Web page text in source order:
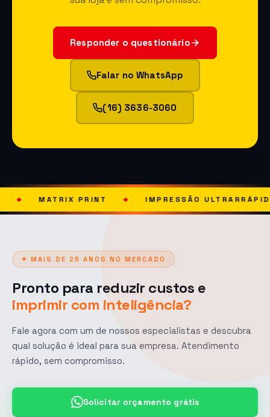
Responder o questionário
Falar no WhatsApp
(16) 3636-3060
PRINT ◆ IMPRESSÃO ULTRARRÁPIDA ◆
✦ MAIS DE 25 ANOS NO MERCADO
Pronto para reduzir custos e
imprimir com inteligência?
Fale agora com um de nossos especialistas e descubra
qual solução é ideal para sua empresa. Atendimento
rápido, sem compromisso.
Solicitar orçamento grátis